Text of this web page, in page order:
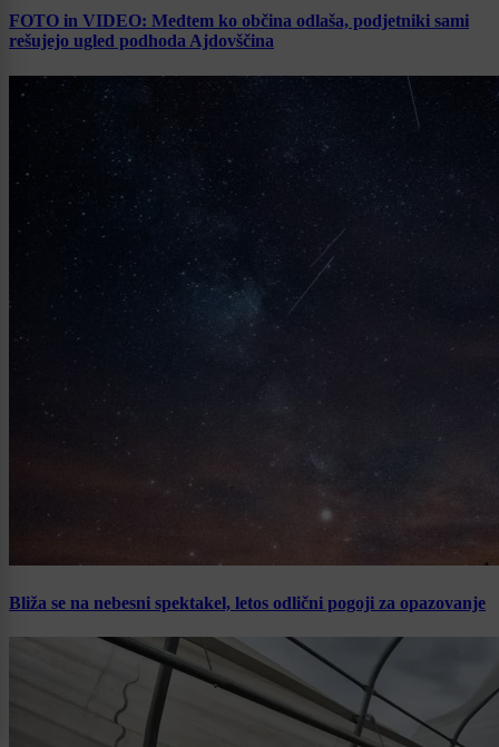
FOTO in VIDEO: Medtem ko občina odlaša, podjetniki sami
rešujejo ugled podhoda Ajdovščina
Bliža se na nebesni spektakel, letos odlični pogoji za opazovanje